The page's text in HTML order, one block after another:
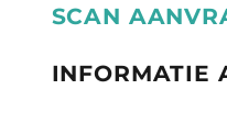
SCAN
INFORMATIE